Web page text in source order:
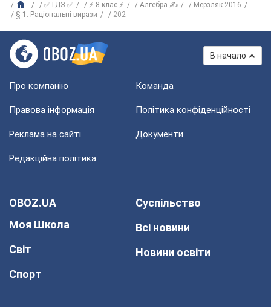
✅ ГДЗ ✅ ⚡ 8 клас ⚡ Алгебра ✍
Мерзляк 2016
§ 1. Раціональні вирази
202
В начало
Про компанію Команда
Правова інформація Політика конфіденційності
Реклама на сайті Документи
Редакційна політика
OBOZ.UA
Моя Школа
Світ
Спорт
Суспільство
Всі новини
Новини освіти